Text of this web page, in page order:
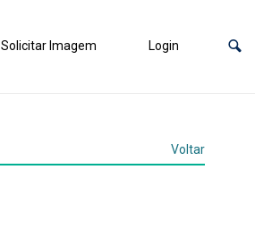
Solicitar Imagem Login
Voltar